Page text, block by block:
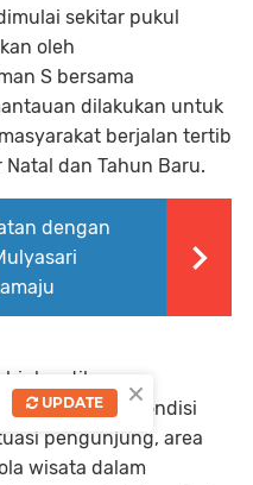
sekitar pukul
oleh
S bersama
dilakukan untuk
berjalan tertib
dan Tahun Baru.
dengan
terhadap kondisi
pengunjung, area
wisata dalam
×
UPDATE